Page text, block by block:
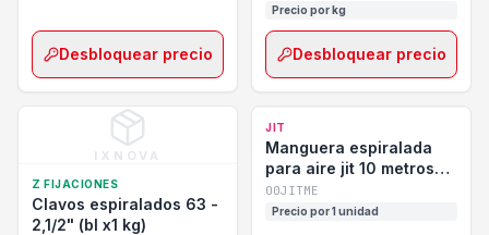
Desbloquear precio
Precio por kg
Desbloquear precio
IXNOVA
Z FIJACIONES
Clavos espiralados 63 -
2,1/2" (bl x1 kg)
JIT
Manguera espiralada
para aire jit 10 metros
con acople
00JITME
Precio por 1 unidad